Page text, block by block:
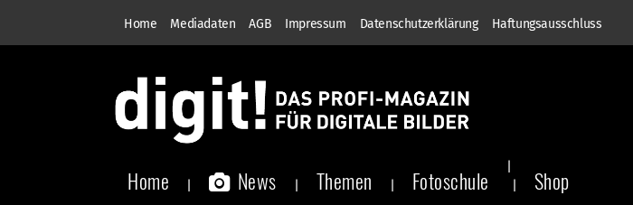
Home Mediadaten AGB Impressum Datenschutzerklärung Haftungsausschluss
Home News Themen Fotoschule Shop